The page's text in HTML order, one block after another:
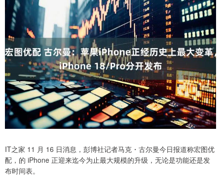
IT之家 11 月 16 日消息，彭博社记者马克・古尔曼今日报道称宏图优
配，的 iPhone 正迎来迄今为止最大规模的升级，无论是功能还是发
布时间表。